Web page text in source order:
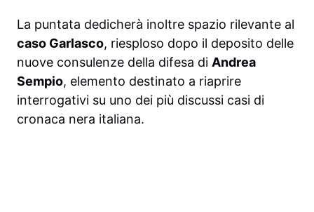
La puntata dedicherà inoltre spazio rilevante al
caso Garlasco, riesploso dopo il deposito delle
nuove consulenze della difesa di Andrea
Sempio, elemento destinato a riaprire
interrogativi su uno dei più discussi casi di
cronaca nera italiana.